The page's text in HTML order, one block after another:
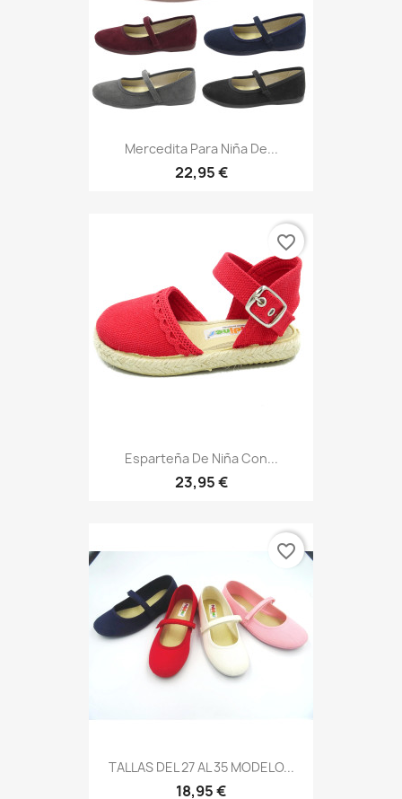
Mercedita Para Niña De...
22,95 €
Esparteña De Niña Con...
23,95 €
favorite_border
TALLAS DEL 27 AL 35 MODELO...
18,95 €
favorite_border